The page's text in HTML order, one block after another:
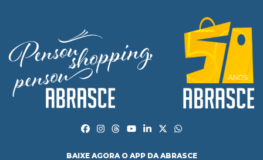
BAIXE AGORA O APP DA ABRASCE